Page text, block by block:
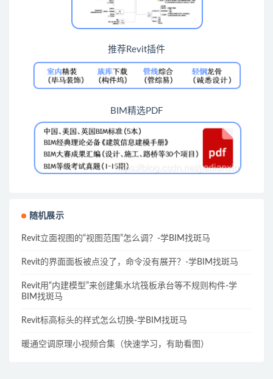
推荐Revit插件
BIM精选PDF
随机展示
Revit立面视图的“视图范围”怎么调？-学BIM找斑马
Revit的界面面板被点没了，命令没有展开？-学BIM找斑马
Revit用“内建模型”来创建集水坑筏板承台等不规则构件-学
BIM找斑马
Revit标高标头的样式怎么切换-学BIM找斑马
暖通空调原理小视频合集（快速学习，有助看图）